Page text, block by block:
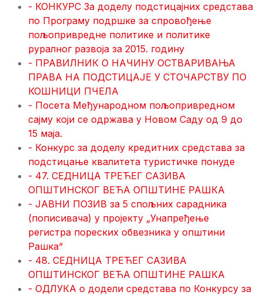
- КОНКУРС За доделу подстицајних средстава
по Програму подршке за спровођење
пољопривредне политике и политике
руралног развоја за 2015. годину
- ПРАВИЛНИК О НАЧИНУ ОСТВАРИВАЊА
ПРАВА НА ПОДСТИЦАЈЕ У СТОЧАРСТВУ ПО
КОШНИЦИ ПЧЕЛА
- Посета Међународном пољопривредном
сајму који се одржава у Новом Саду од 9 до
15 маја.
- Конкурс за доделу кредитних средстава за
подстицање квалитета туристичке понуде
- 47. СЕДНИЦA ТРЕЋЕГ САЗИВА
ОПШТИНСКОГ ВЕЋА ОПШТИНЕ РАШКА
- ЈАВНИ ПОЗИВ за 5 спољних сарадника
(пописивача) у пројекту „Унапређење
регистра пореских обвезника у општини
Рашка“
- 48. СЕДНИЦА ТРЕЋЕГ САЗИВА
ОПШТИНСКОГ ВЕЋА ОПШТИНЕ РАШКА
- ОДЛУКA о додели средстава по Конкурсу за